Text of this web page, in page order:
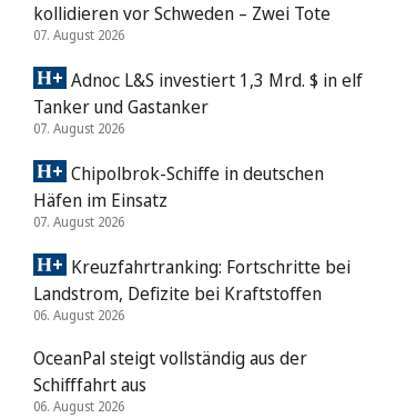
kollidieren vor Schweden – Zwei Tote
07. August 2026
Adnoc L&S investiert 1,3 Mrd. $ in elf
Tanker und Gastanker
07. August 2026
Chipolbrok-Schiffe in deutschen
Häfen im Einsatz
07. August 2026
Kreuzfahrtranking: Fortschritte bei
Landstrom, Defizite bei Kraftstoffen
06. August 2026
OceanPal steigt vollständig aus der
Schifffahrt aus
06. August 2026